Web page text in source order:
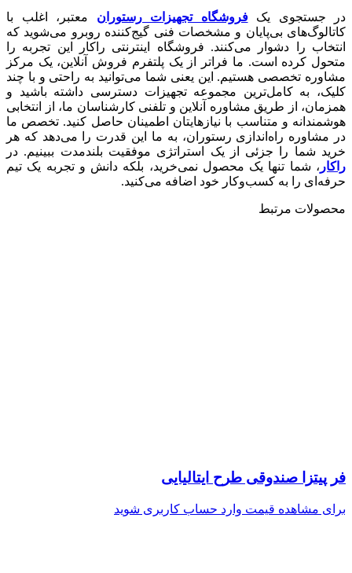
در جستجوی یکفروشگاه تجهیزات رستوران معتبر، اغلب با
کاتالوگ‌های بی‌پایان و مشخصات فنی گیج‌کننده روبرو می‌شوید که
انتخاب را دشوار می‌کنند. فروشگاه اینترنتی راکار این تجربه را
متحول کرده است. ما فراتر از یک پلتفرم فروش آنلاین، یک مرکز
مشاوره تخصصی هستیم. این یعنی شما می‌توانید به راحتی و با چند
کلیک، به کامل‌ترین مجموعه تجهیزات دسترسی داشته باشید و
همزمان، از طریق مشاوره آنلاین و تلفنی کارشناسان ما، از انتخابی
هوشمندانه و متناسب با نیازهایتان اطمینان حاصل کنید. تخصص ما
در مشاوره راه‌اندازی رستوران، به ما این قدرت را می‌دهد که هر
خرید شما را جزئی از یک استراتژی موفقیت بلندمدت ببینیم. در
راکار ، شما تنها یک محصول نمی‌خرید، بلکه دانش و تجربه یک تیم
حرفه‌ای را به کسب‌وکار خود اضافه می‌کنید.
محصولات مرتبط
فر پیتزا صندوقی طرح ایتالیایی
برای مشاهده قیمت وارد حساب کاربری شوید